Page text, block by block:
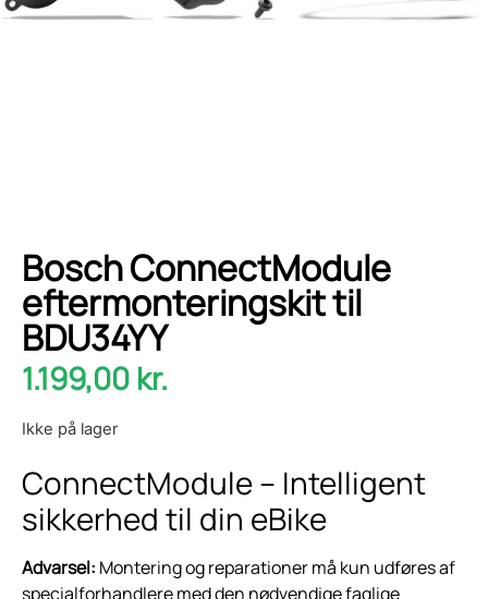
Bosch ConnectModule
eftermonteringskit til
BDU34YY
1.199,00 kr.
Ikke på lager
ConnectModule – Intelligent
sikkerhed til din eBike
Advarsel: Montering og reparationer må kun udføres af
specialforhandlere med den nødvendige faglige